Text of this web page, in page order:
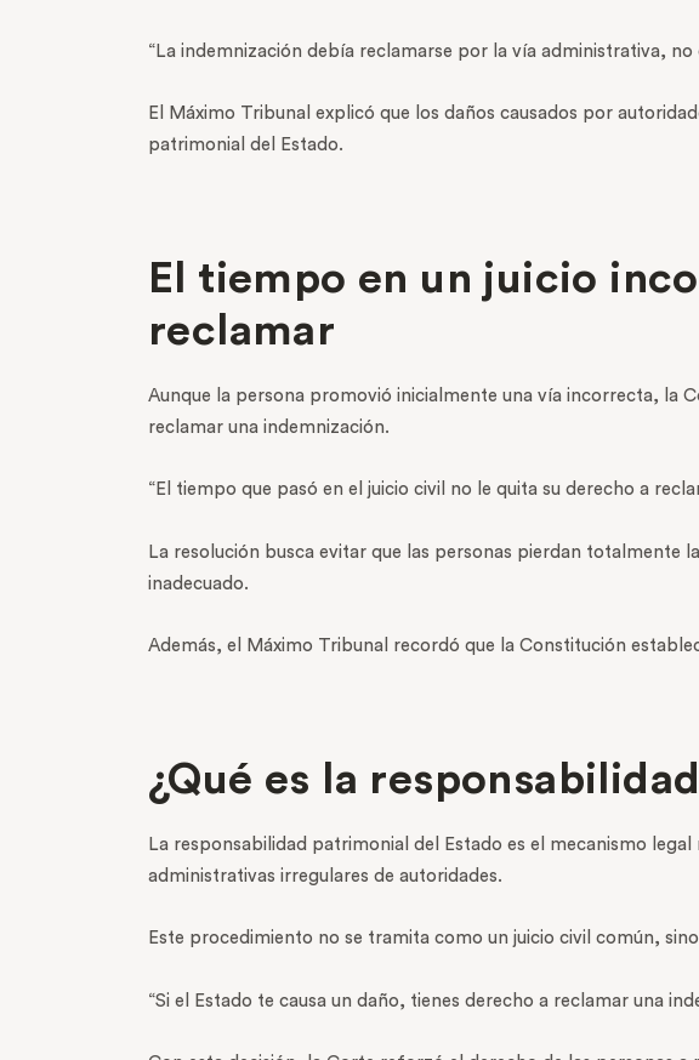
“La indemnización debía reclamarse por la vía administrativa,
El Máximo Tribunal explicó que los daños causados por
patrimonial del Estado.
El tiempo en un juicio
reclamar
Aunque la persona promovió inicialmente una vía incorrecta, la
reclamar una indemnización.
“El tiempo que pasó en el juicio civil no le quita su derecho a
La resolución busca evitar que las personas pierdan totalmente
inadecuado.
Además, el Máximo Tribunal recordó que la Constitución
¿Qué es la
La responsabilidad patrimonial del Estado es el mecanismo
administrativas irregulares de autoridades.
Este procedimiento no se tramita como un juicio civil común,
“Si el Estado te causa un daño, tienes derecho a reclamar una